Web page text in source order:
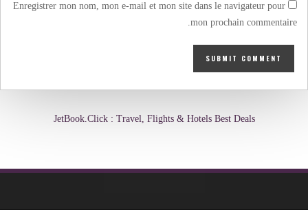
Enregistrer mon nom, mon e-mail et mon site dans le navigateur pour
mon prochain commentaire.
JetBook.Click : Travel, Flights & Hotels Best Deals